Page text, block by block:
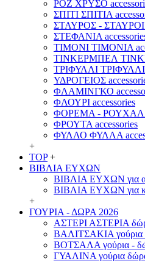
ΡΟΖ ΧΡΥΣΟ
ΣΠΙΤΙ ΣΠΙΤΙΑ
ΣΤΑΥΡΟΣ - ΣΤΑΥΡΟΙ
ΣΤΕΦΑΝΙΑ
ΤΙΜΟΝΙ ΤΙΜΟΝΙΑ
ΤΙΝΚΕΡΜΠΕΛ
ΤΡΙΦΥΛΛΙ
ΥΔΡΟΓΕΙΟΣ
ΦΛΑΜΙΝΓΚΟ
ΦΛΟΥΡΙ accessories
ΦΟΡΕΜΑ -
ΦΡΟΥΤΑ accessories
ΦΥΛΛΟ ΦΥΛΛΑ
+
TOP +
ΒΙΒΛΙΑ ΕΥΧΩΝ
ΒΙΒΛΙΑ ΕΥΧΩΝ για
ΒΙΒΛΙΑ ΕΥΧΩΝ για
+
ΓΟΥΡΙΑ - ΔΩΡΑ 2026
ΑΣΤΕΡΙ ΑΣΤΕΡΙΑ
ΒΑΛΙΤΣΑΚΙΑ γούρια
ΒΟΤΣΑΛΑ γούρια -
ΓΥΑΛΙΝΑ γούρια